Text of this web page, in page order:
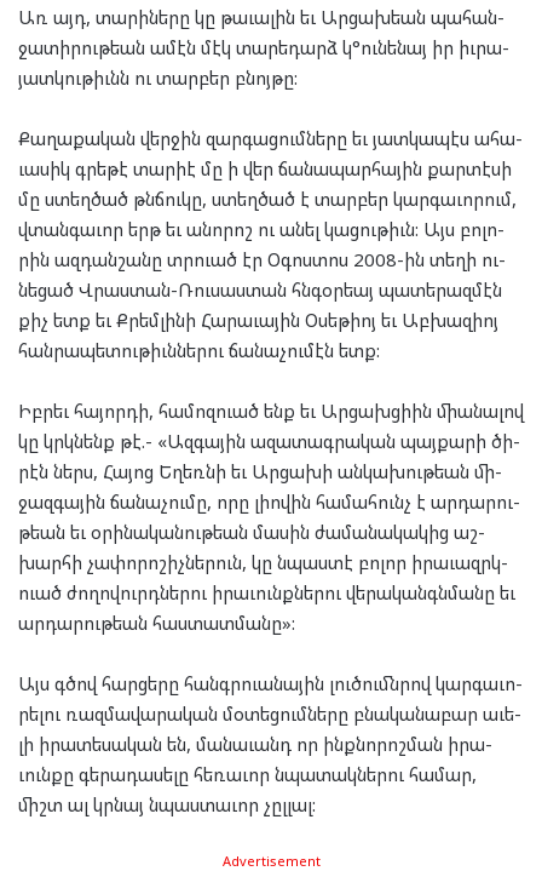
Առ այդ, տա­րի­նե­րը կը թա­ւա­լին եւ Ար­ցախ­եան պա­հան­
ջա­տի­րու­թեան ամէն մէկ տա­րե­դարձ կ°ու­նե­նայ իր իւ­րա­
յատ­կու­թիւնն ու տար­բեր բնոյթը:
Քա­ղա­քա­կան վեր­ջին զար­գա­ցում­նե­րը եւ յատ­կա­պէս ահա­
ւա­սիկ գրե­թէ տարիէ մը ի վեր ճա­նա­պար­հա­յին քար­տէ­սի
մը ստեղ­ծած թնճու­կը, ստեղ­ծած է տար­բեր կարգաւորում,
վտան­գա­ւոր երթ եւ անո­րոշ ու անել կա­ցու­թիւն: Այս բո­լո­
րին ազ­դան­շա­նը տրուած էր Օգոս­տոս 2008-ին տե­ղի ու­
նե­ցած Վրաս­տան-Ռուս­աստան հնգօր­եայ պա­տե­րազ­մէն
քիչ ետք եւ Քրեմ­լի­նի Հա­րա­ւա­յին Օսեթ­իոյ եւ Աբ­խազ­իոյ
հան­րա­պե­տու­թիւն­նե­րու ճա­նա­չու­մէն ետք:
Իբ­րեւ հա­յոր­դի, հա­մոզ­ուած ենք եւ Ար­ցախցի­ին մի­ա­նա­լով
կը կրկնենք թէ.- «Ազ­գա­յին ազա­տագ­րա­կան պայ­քա­րի ծի­
րէն ներս, Հա­յոց Եղեռ­նի եւ Ար­ցա­խի ան­կա­խու­թեան մի­
ջազ­գա­յին ճա­նա­չու­մը, որը լի­ո­վին հա­մա­հունչ է ար­դա­րու­
թեան եւ օրի­նա­կա­նու­թեան մա­սին ժա­մա­նա­կա­կից աշ­
խար­հի չա­փո­րո­շիչ­նե­րուն, կը նպաս­տէ բո­լոր իրա­ւազրկ­
ուած ժո­ղո­վուրդ­նե­րու իրա­ւունք­նե­րու վե­րա­կանգն­մա­նը եւ
ար­դա­րու­թեան հաս­տատ­մա­նը»:
Այս գծով հար­ցե­րը հանգր­ուա­նա­յին լու­ծումն­րով կար­գա­ւո­
րե­լու ռազ­մա­վա­րա­կան մօ­տե­ցում­նե­րը բնա­կա­նա­բար աւե­
լի իրա­տե­սա­կան են, մա­նա­ւանդ որ ինք­նո­րոշ­ման իրա­
ւուն­քը գե­րա­դա­սե­լը հե­ռա­ւոր նպա­տակ­նե­րու հա­մար,
միշտ ալ կրնայ նպաս­տա­ւոր չըլ­լալ:
Advertisement